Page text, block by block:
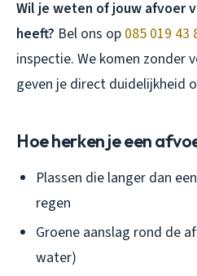
Wil je weten of jouw afvoer
heeft? Bel ons op 085 019 43
inspectie. We komen zonder
geven je direct duidelijkheid
Hoe herken je een
Plassen die langer dan
regen
Groene aanslag rond de
water)